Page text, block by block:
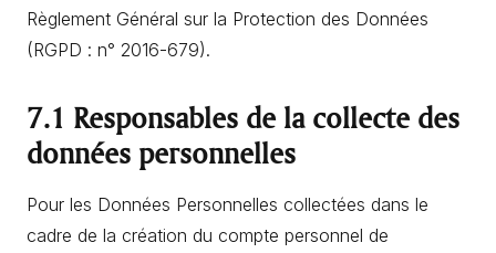
Règlement Général sur la Protection des Données
(RGPD : n° 2016-679).
7.1 Responsables de la collecte des
données personnelles
Pour les Données Personnelles collectées dans le
cadre de la création du compte personnel de